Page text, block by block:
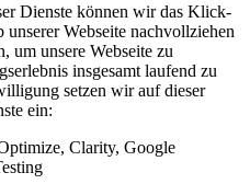
Dienste können wir das Klick-
Webseite nachvollziehen
um unsere Webseite zu
insgesamt laufend zu
setzen wir auf dieser
ein:
Clarity, Google